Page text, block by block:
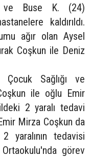
ve Buse K. (24)
kaldırıldı.
ağır olan Aysel
Coşkun ile Deniz
Çocuk Sağlığı ve
ile oğlu Emir
2 yaralı tedavi
Mirza Coşkun da
yaralının tedavisi
görev